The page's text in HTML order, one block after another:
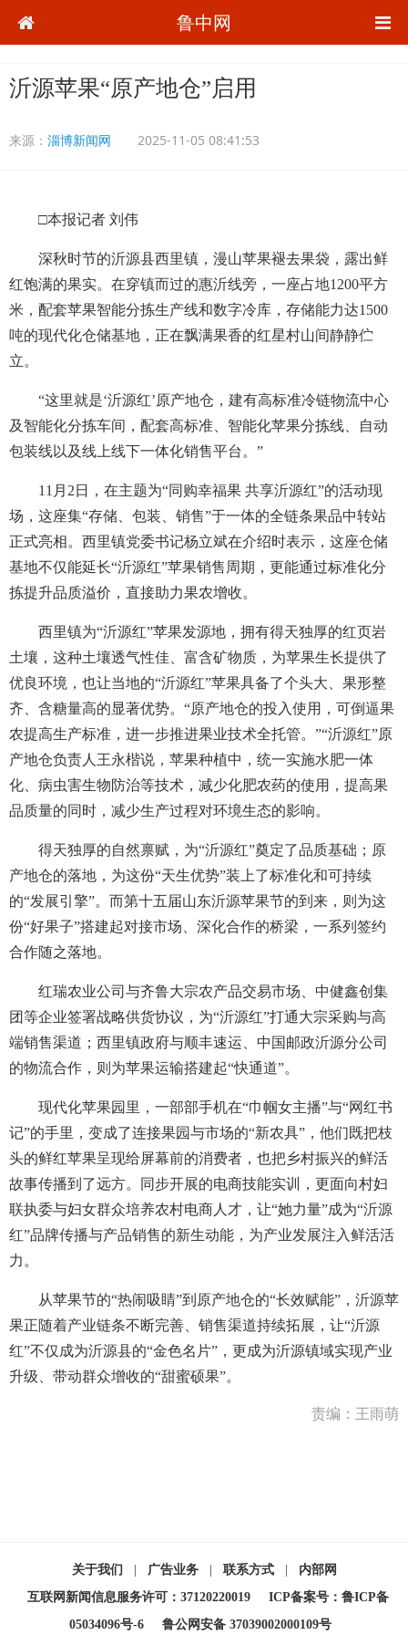
鲁中网
沂源苹果“原产地仓”启用
来源： 淄博新闻网 2025-11-05 08:41:53
□本报记者 刘伟
深秋时节的沂源县西里镇，漫山苹果褪去果袋，露出鲜
红饱满的果实。在穿镇而过的惠沂线旁，一座占地1200平方
米，配套苹果智能分拣生产线和数字冷库，存储能力达1500
吨的现代化仓储基地，正在飘满果香的红星村山间静静伫
立。
“这里就是‘沂源红’原产地仓，建有高标准冷链物流中心
及智能化分拣车间，配套高标准、智能化苹果分拣线、自动
包装线以及线上线下一体化销售平台。”
11月2日，在主题为“同购幸福果 共享沂源红”的活动现
场，这座集“存储、包装、销售”于一体的全链条果品中转站
正式亮相。西里镇党委书记杨立斌在介绍时表示，这座仓储
基地不仅能延长“沂源红”苹果销售周期，更能通过标准化分
拣提升品质溢价，直接助力果农增收。
西里镇为“沂源红”苹果发源地，拥有得天独厚的红页岩
土壤，这种土壤透气性佳、富含矿物质，为苹果生长提供了
优良环境，也让当地的“沂源红”苹果具备了个头大、果形整
齐、含糖量高的显著优势。“原产地仓的投入使用，可倒逼果
农提高生产标准，进一步推进果业技术全托管。”“沂源红”原
产地仓负责人王永楷说，苹果种植中，统一实施水肥一体
化、病虫害生物防治等技术，减少化肥农药的使用，提高果
品质量的同时，减少生产过程对环境生态的影响。
得天独厚的自然禀赋，为“沂源红”奠定了品质基础；原
产地仓的落地，为这份“天生优势”装上了标准化和可持续
的“发展引擎”。而第十五届山东沂源苹果节的到来，则为这
份“好果子”搭建起对接市场、深化合作的桥梁，一系列签约
合作随之落地。
红瑞农业公司与齐鲁大宗农产品交易市场、中健鑫创集
团等企业签署战略供货协议，为“沂源红”打通大宗采购与高
端销售渠道；西里镇政府与顺丰速运、中国邮政沂源分公司
的物流合作，则为苹果运输搭建起“快通道”。
现代化苹果园里，一部部手机在“巾帼女主播”与“网红书
记”的手里，变成了连接果园与市场的“新农具”，他们既把枝
头的鲜红苹果呈现给屏幕前的消费者，也把乡村振兴的鲜活
故事传播到了远方。同步开展的电商技能实训，更面向村妇
联执委与妇女群众培养农村电商人才，让“她力量”成为“沂源
红”品牌传播与产品销售的新生动能，为产业发展注入鲜活活
力。
从苹果节的“热闹吸睛”到原产地仓的“长效赋能”，沂源苹
果正随着产业链条不断完善、销售渠道持续拓展，让“沂源
红”不仅成为沂源县的“金色名片”，更成为沂源镇域实现产业
升级、带动群众增收的“甜蜜硕果”。
责编：王雨萌
关于我们 广告业务 联系方式
内部网
互联网新闻信息服务许可：37120220019
ICP备案号：鲁ICP备
05034096号-6
鲁公网安备 37039002000109号